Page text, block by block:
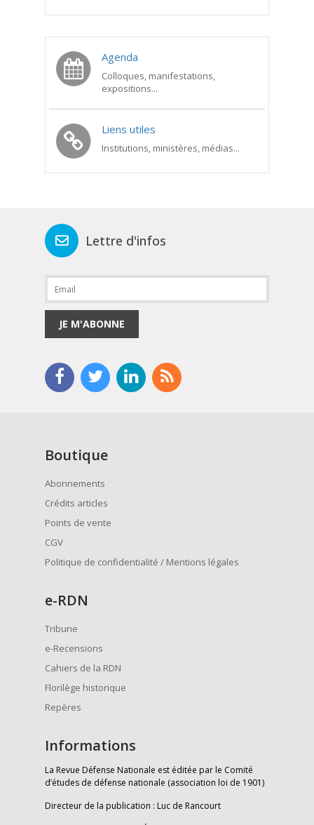
Agenda
Colloques, manifestations,
expositions...
Liens utiles
Institutions, ministères, médias...
Lettre d'infos
JE M'ABONNE
Boutique
Abonnements
Crédits articles
Points de vente
CGV
Politique de confidentialité / Mentions légales
e-RDN
Tribune
e-Recensions
Cahiers de la RDN
Florilège historique
Repères
Informations
La Revue Défense Nationale est éditée par le Comité
d’études de défense nationale (association loi de 1901)
Directeur de la publication : Luc de Rancourt